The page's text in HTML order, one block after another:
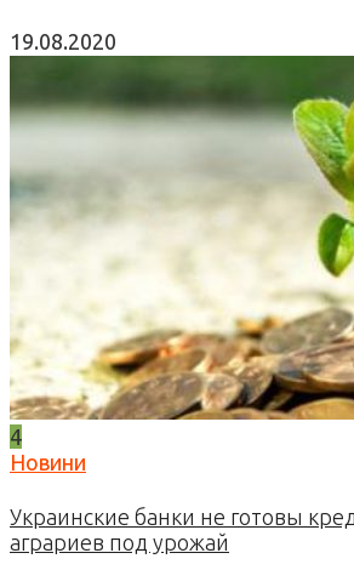
19.08.2020
4
Новини
Украинские банки не готовы
аграриев под урожай